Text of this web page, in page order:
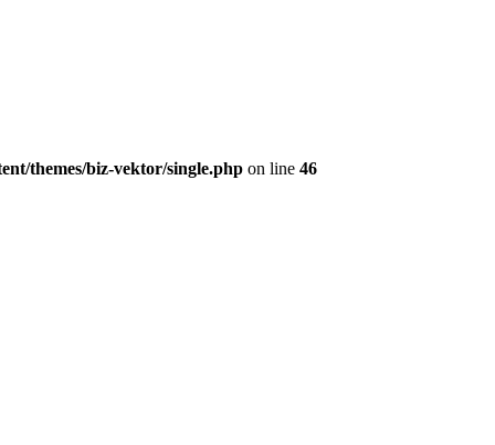
themes/biz-vektor/single.php on line 46